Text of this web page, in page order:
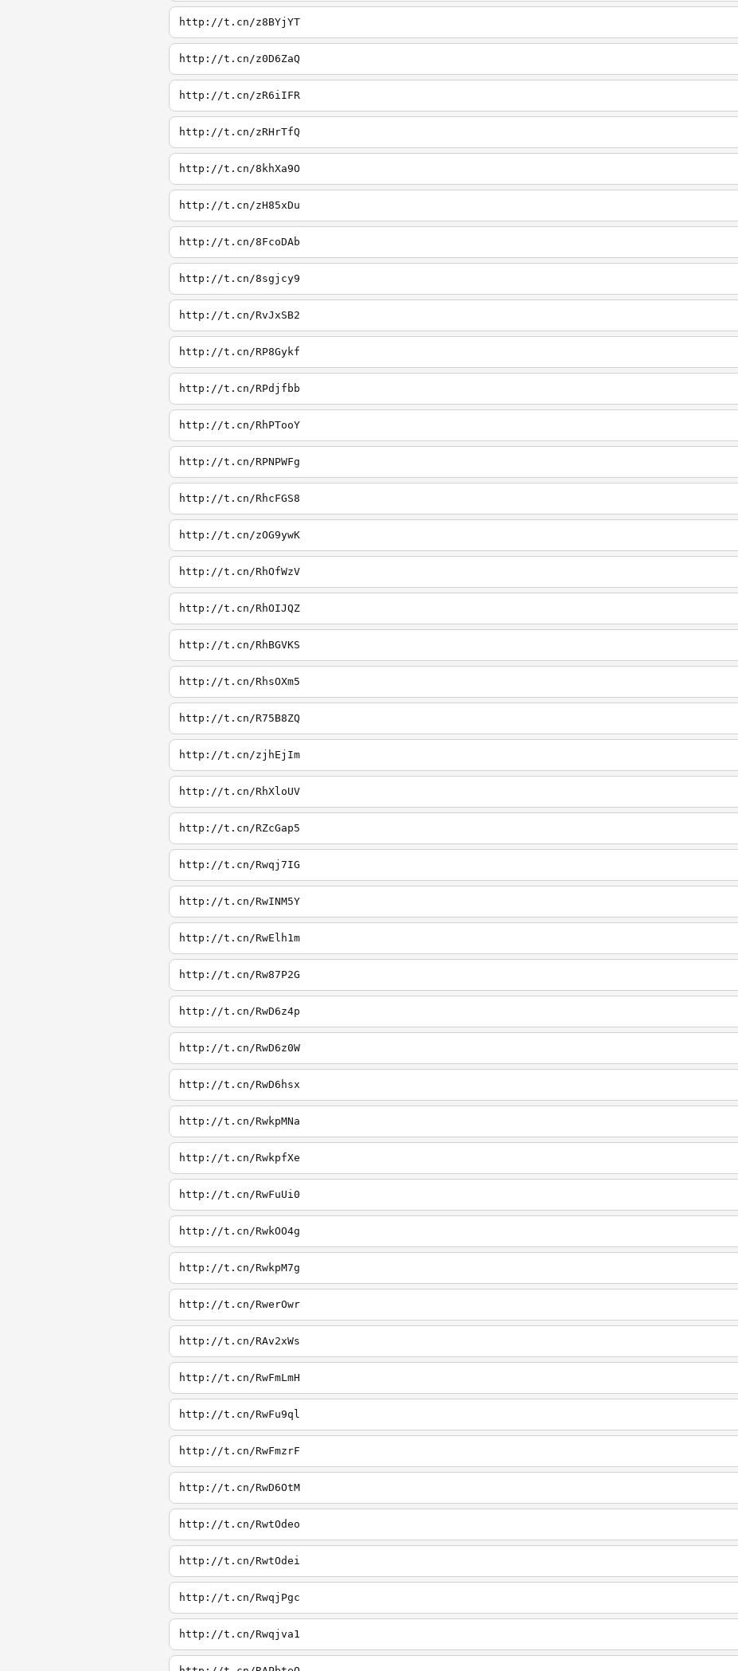
http://t.cn/z8BYjYT
http://t.cn/z0D6ZaQ
http://t.cn/zR6iIFR
http://t.cn/zRHrTfQ
http://t.cn/8khXa9O
http://t.cn/zH85xDu
http://t.cn/8FcoDAb
http://t.cn/8sgjcy9
http://t.cn/RvJxSB2
http://t.cn/RP8Gykf
http://t.cn/RPdjfbb
http://t.cn/RhPTooY
http://t.cn/RPNPWFg
http://t.cn/RhcFGS8
http://t.cn/zOG9ywK
http://t.cn/RhOfWzV
http://t.cn/RhOIJQZ
http://t.cn/RhBGVKS
http://t.cn/RhsOXm5
http://t.cn/R75B8ZQ
http://t.cn/zjhEjIm
http://t.cn/RhXloUV
http://t.cn/RZcGap5
http://t.cn/Rwqj7IG
http://t.cn/RwINM5Y
http://t.cn/RwElh1m
http://t.cn/Rw87P2G
http://t.cn/RwD6z4p
http://t.cn/RwD6z0W
http://t.cn/RwD6hsx
http://t.cn/RwkpMNa
http://t.cn/RwkpfXe
http://t.cn/RwFuUi0
http://t.cn/RwkOO4g
http://t.cn/RwkpM7g
http://t.cn/RwerOwr
http://t.cn/RAv2xWs
http://t.cn/RwFmLmH
http://t.cn/RwFu9ql
http://t.cn/RwFmzrF
http://t.cn/RwD6OtM
http://t.cn/RwtOdeo
http://t.cn/RwtOdei
http://t.cn/RwqjPgc
http://t.cn/Rwqjva1